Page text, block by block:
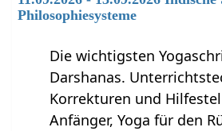
Philosophiesysteme
Die wichtigsten
Darshanas.
Korrekturen und
Anfänger, Yoga für den